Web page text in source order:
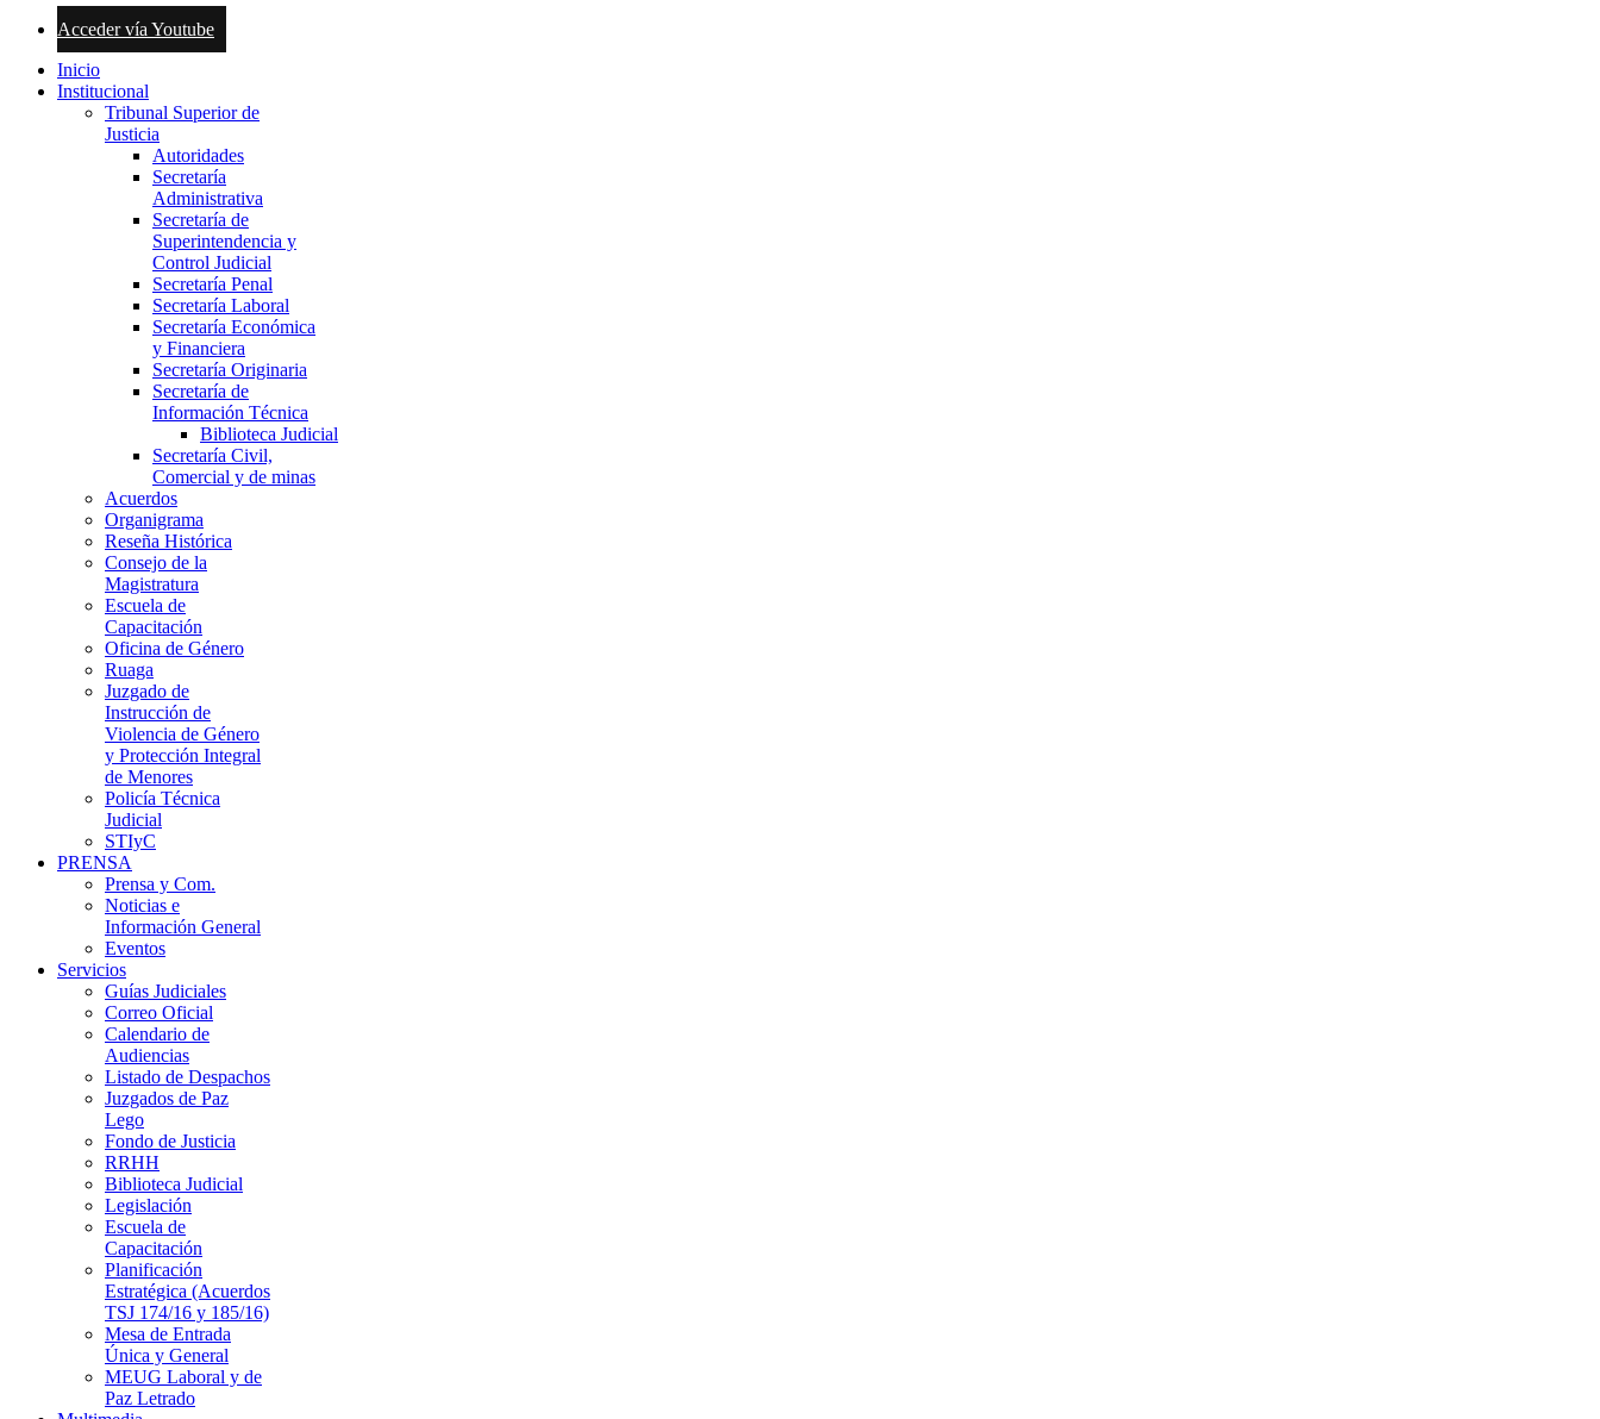
Acceder vía Youtube
Inicio
Institucional
Tribunal Superior de
Justicia
Autoridades
Secretaría
Administrativa
Secretaría de
Superintendencia y
Control Judicial
Secretaría Penal
Secretaría Laboral
Secretaría Económica
y Financiera
Secretaría Originaria
Secretaría de
Información Técnica
Biblioteca Judicial
Secretaría Civil,
Comercial y de minas
Acuerdos
Organigrama
Reseña Histórica
Consejo de la
Magistratura
Escuela de
Capacitación
Oficina de Género
Ruaga
Juzgado de
Instrucción de
Violencia de Género
y Protección Integral
de Menores
Policía Técnica
Judicial
STIyC
PRENSA
Prensa y Com.
Noticias e
Información General
Eventos
Servicios
Guías Judiciales
Correo Oficial
Calendario de
Audiencias
Listado de Despachos
Juzgados de Paz
Lego
Fondo de Justicia
RRHH
Biblioteca Judicial
Legislación
Escuela de
Capacitación
Planificación
Estratégica (Acuerdos
TSJ 174/16 y 185/16)
Mesa de Entrada
Única y General
MEUG Laboral y de
Paz Letrado